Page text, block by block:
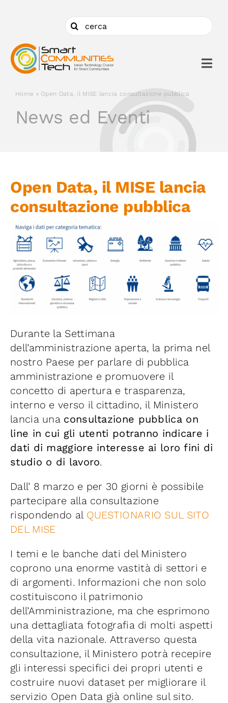
Cerca
per:
Ambiti
Iniziative
News ed Eventi
Contatti
Piattaforma First
Piattaforma SmartCommunities
Home » Open Data, il MISE lancia consultazione pubblica
News ed Eventi
Open Data, il MISE lancia
consultazione pubblica
Durante la Settimana
dell’amministrazione aperta, la prima nel
nostro Paese per parlare di pubblica
amministrazione e promuovere il
concetto di apertura e trasparenza,
interno e verso il cittadino, il Ministero
lancia una consultazione pubblica on
line in cui gli utenti potranno indicare i
dati di maggiore interesse ai loro fini di
studio o di lavoro.
Dall’ 8 marzo e per 30 giorni è possibile
partecipare alla consultazione
rispondendo al QUESTIONARIO SUL SITO
DEL MISE
I temi e le banche dati del Ministero
coprono una enorme vastità di settori e
di argomenti. Informazioni che non solo
costituiscono il patrimonio
dell’Amministrazione, ma che esprimono
una dettagliata fotografia di molti aspetti
della vita nazionale. Attraverso questa
consultazione, il Ministero potrà recepire
gli interessi specifici dei propri utenti e
costruire nuovi dataset per migliorare il
servizio Open Data già online sul sito.